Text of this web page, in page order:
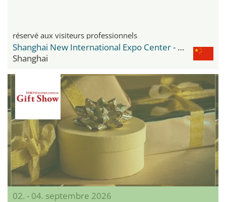
réservé aux visiteurs professionnels
Shanghai New International Expo Center - SNIEC
Shanghai
02. - 04. septembre 2026